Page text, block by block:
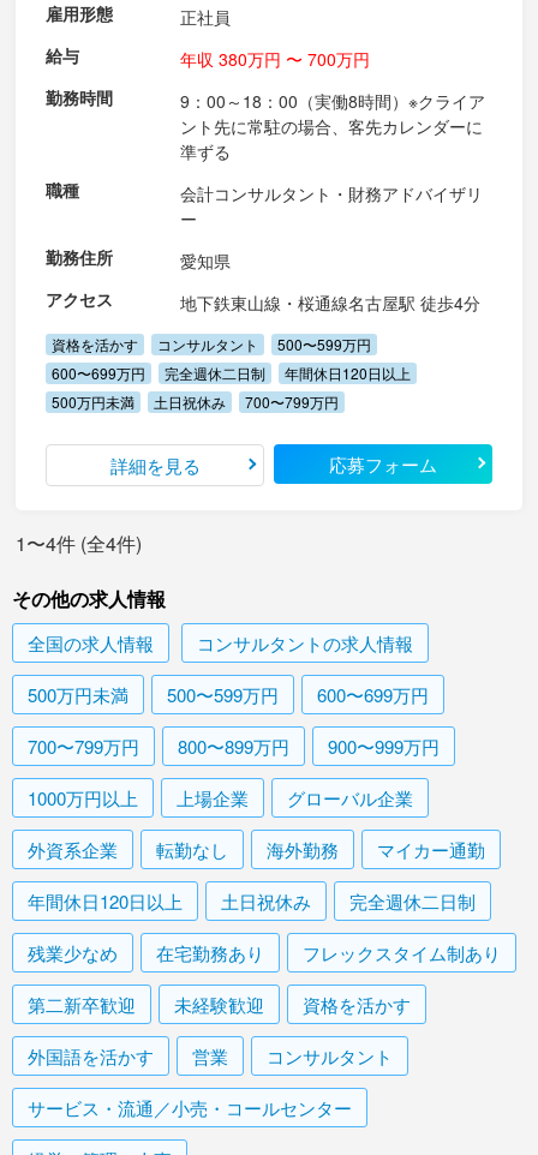
雇用形態
正社員
給与
年収 380万円 〜 700万円
勤務時間
9：00～18：00（実働8時間）※クライア
ント先に常駐の場合、客先カレンダーに
準ずる
職種
会計コンサルタント・財務アドバイザリ
ー
勤務住所
愛知県
アクセス
地下鉄東山線・桜通線名古屋駅 徒歩4分
資格を活かす コンサルタント
500〜599万円
600〜699万円
完全週休二日制
年間休日120日以上
500万円未満
土日祝休み 700〜799万円
詳細を見る 応募フォーム
1〜4件 (全4件)
その他の求人情報
全国の求人情報 コンサルタントの求人情報
500万円未満 500〜599万円 600〜699万円
700〜799万円 800〜899万円 900〜999万円
1000万円以上 上場企業 グローバル企業
外資系企業 転勤なし 海外勤務 マイカー通勤
年間休日120日以上 土日祝休み 完全週休二日制
残業少なめ 在宅勤務あり フレックスタイム制あり
第二新卒歓迎 未経験歓迎 資格を活かす
外国語を活かす 営業 コンサルタント
サービス・流通／小売・コールセンター